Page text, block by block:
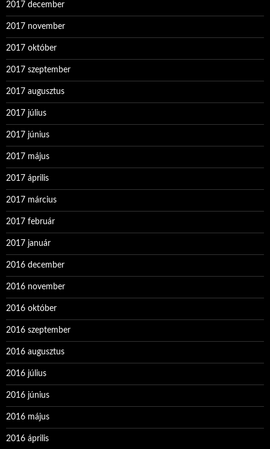
2017 december
2017 november
2017 október
2017 szeptember
2017 augusztus
2017 július
2017 június
2017 május
2017 április
2017 március
2017 február
2017 január
2016 december
2016 november
2016 október
2016 szeptember
2016 augusztus
2016 július
2016 június
2016 május
2016 április